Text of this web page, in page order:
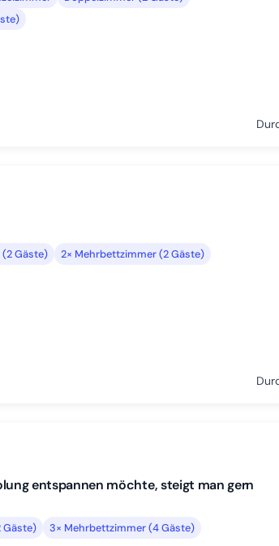
Gäste)
2× Mehrbettzimmer (2 Gäste)
entspannen möchte, steigt man gern
Gäste)
3× Mehrbettzimmer (4 Gäste)